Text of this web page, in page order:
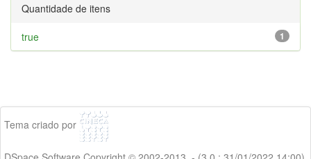
Quantidade de itens
1
true
Tema criado por